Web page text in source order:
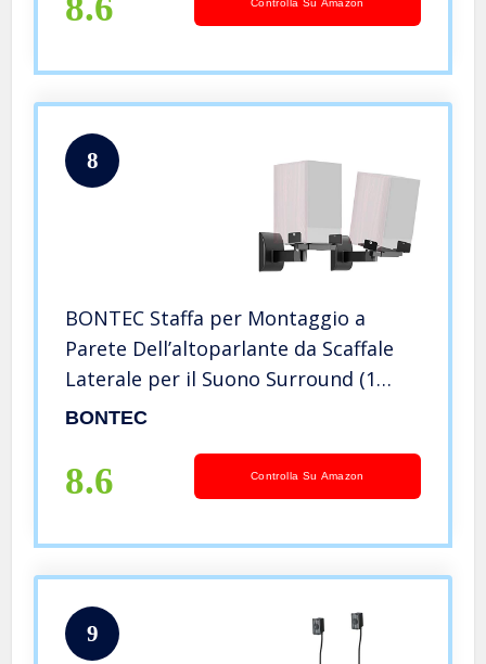
8
BONTEC Staffa per Montaggio a
Parete Dell’altoparlante da Scaffale
Laterale per il Suono Surround (1
Paio Nero)
BONTEC
8.6 Controlla Su Amazon
9